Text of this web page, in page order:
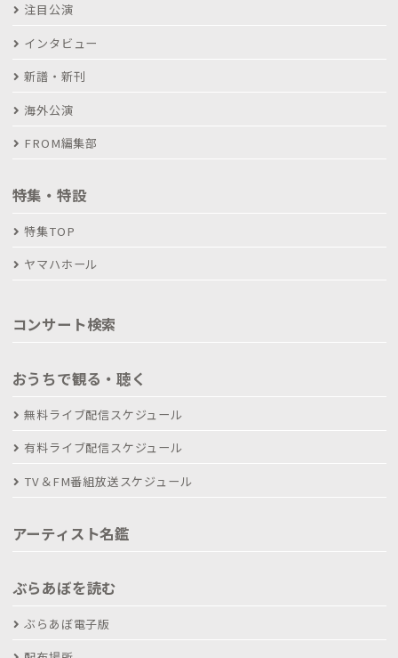
注目公演
インタビュー
新譜・新刊
海外公演
FROM編集部
特集・特設
特集TOP
ヤマハホール
コンサート検索
おうちで観る・聴く
無料ライブ配信スケジュール
有料ライブ配信スケジュール
TV＆FM番組放送スケジュール
アーティスト名鑑
ぶらあぼを読む
ぶらあぼ電子版